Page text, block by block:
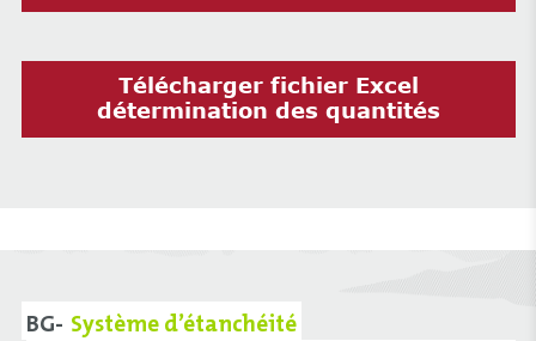
Télécharger fichier Excel
détermination des quantités
BG- Système d’étanchéité